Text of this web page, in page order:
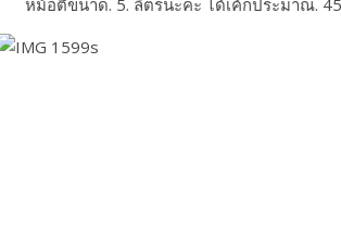
หม้อตีขนาด. 5. ลิตรนะคะ ได้เค้กประมาณ.